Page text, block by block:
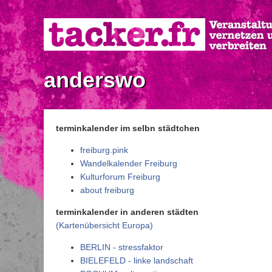
Direkt
zum
Inhalt
anderswo
terminkalender im selbn städtchen
freiburg.pink
Wandelkalender Freiburg
Kulturforum Freiburg
about freiburg
terminkalender in anderen städten
(Kartenübersicht Europa)
BERLIN - stressfaktor
BIELEFELD - linke landschaft